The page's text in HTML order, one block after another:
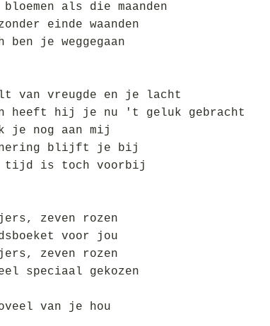
als die maanden
einde waanden
ben je weggegaan
van vreugde en je lacht
heeft hij je nu 't geluk gebracht
je nog aan mij
blijft je bij
tijd is toch voorbij
zeven rozen
voor jou
zeven rozen
speciaal gekozen
van je hou